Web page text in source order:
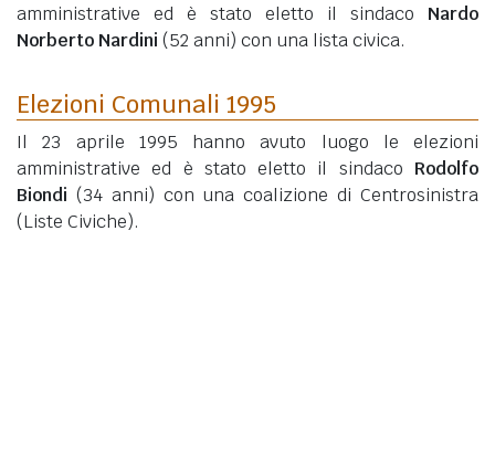
amministrative ed è stato eletto il sindaco Nardo
Norberto Nardini (52 anni) con una lista civica.
Elezioni Comunali 1995
Il 23 aprile 1995 hanno avuto luogo le elezioni
amministrative ed è stato eletto il sindaco Rodolfo
Biondi (34 anni) con una coalizione di Centrosinistra
(Liste Civiche).